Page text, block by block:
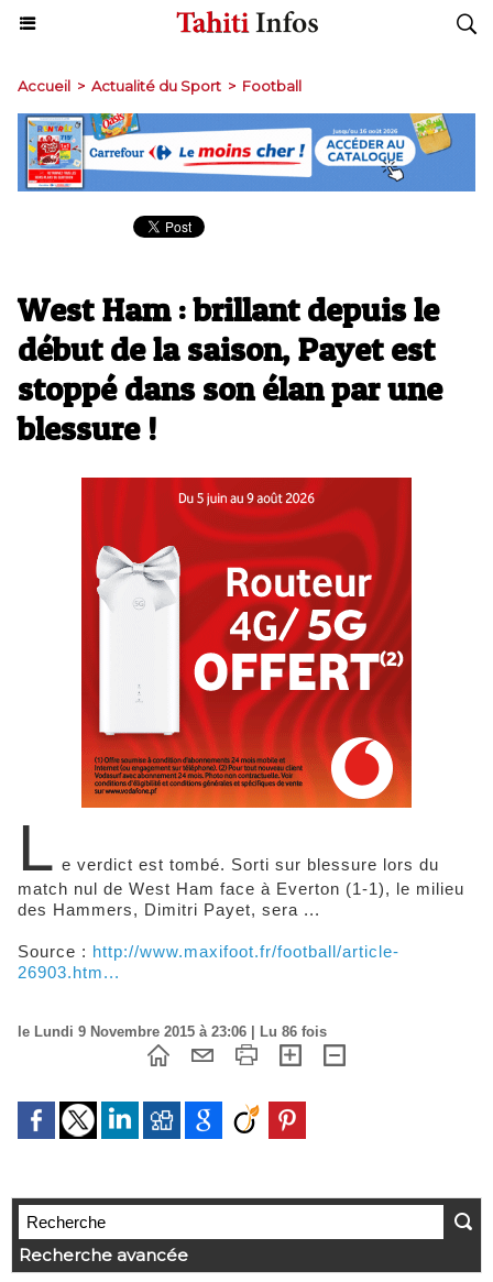
Accueil > Actualité du Sport > Football
West Ham : brillant depuis le
début de la saison, Payet est
stoppé dans son élan par une
blessure !
L e verdict est tombé. Sorti sur blessure lors du
match nul de West Ham face à Everton (1-1), le milieu
des Hammers, Dimitri Payet, sera ...
Source : http://www.maxifoot.fr/football/article-
26903.htm...
le Lundi 9 Novembre 2015 à 23:06 | Lu 86 fois
Recherche avancée